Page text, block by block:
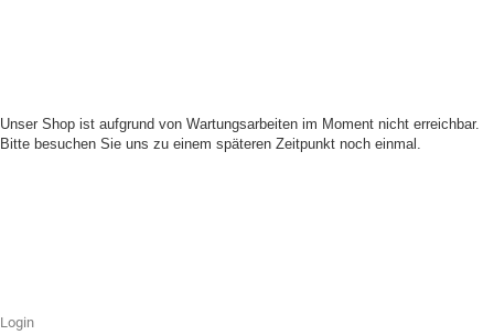
Unser Shop ist aufgrund von Wartungsarbeiten im Moment nicht erreichbar.
Bitte besuchen Sie uns zu einem späteren Zeitpunkt noch einmal.
Login